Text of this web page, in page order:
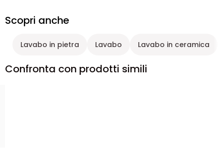
Scopri anche
Lavabo in pietra Lavabo Lavabo in ceramica
Confronta con prodotti simili